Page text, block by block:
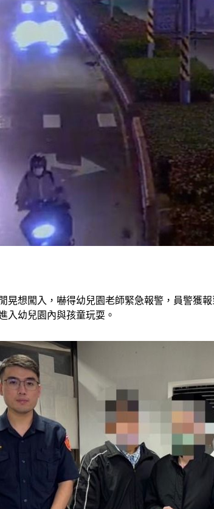
想闖入，嚇得幼兒園老師緊急報警，員警獲
入幼兒園內與孩童玩耍。